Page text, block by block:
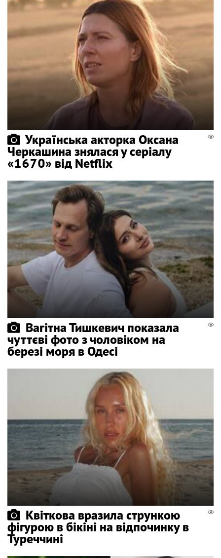
Українська акторка Оксана
Черкашина знялася у серіалу
«1670» від Netflix
Вагітна Тишкевич показала
чуттєві фото з чоловіком на
березі моря в Одесі
Квіткова вразила стрункою
фігурою в бікіні на відпочинку в
Туреччині